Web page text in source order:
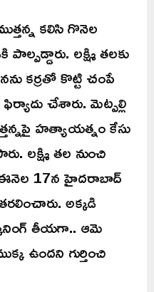
కలిసి గొనెల
లక్ష్మి తలకు
కర్రతో కొట్టి చంపే
చేశారు. మెట్పల్లి
హత్యాయత్నం కేసు
లక్ష్మి తల నుంచి
ఈనెల 17న హైదరాబాద్
అక్కడి
తీయగా.. ఆమె
ఉందని గుర్తించి